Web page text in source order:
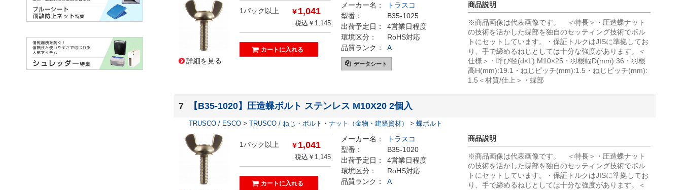
詳細を見る
1パック以上 ￥1,041
税込￥1,145
メーカー名：
トラスコ
型番：
B35-1025
出荷予定日：
4営業日程度
環境区分：
RoHS対応
品質ランク：
A
データシート
商品説明
※商品画像は代表画像です。 ＜特長＞・圧造蝶ナット
の技術を活かした蝶部を独自のセッティング技術でボル
トにセットしています。・保証トルクはJISに準拠してお
り、手で締めるねじとしては十分な強度があります。＜
仕様＞・呼び径(d×L):M10×25・羽根幅D(mm):36・羽根
高H(mm):19.1・ねじピッチ(mm):1.5・ねじピッチ(mm):
1.5＜材質/仕上＞・蝶部
7 【B35-1020】圧造蝶ボルト ステンレス M10X20 2個入
TRUSCO / ESCO > TRUSCO / ねじ・ボルト・ナット（金物・建築資材） > 蝶ボルト
1パック以上 ￥1,041
税込￥1,145
メーカー名：
トラスコ
型番：
B35-1020
出荷予定日：
4営業日程度
環境区分：
RoHS対応
品質ランク：
A
商品説明
※商品画像は代表画像です。 ＜特長＞・圧造蝶ナット
の技術を活かした蝶部を独自のセッティング技術でボル
トにセットしています。・保証トルクはJISに準拠してお
り、手で締めるねじとしては十分な強度があります。＜